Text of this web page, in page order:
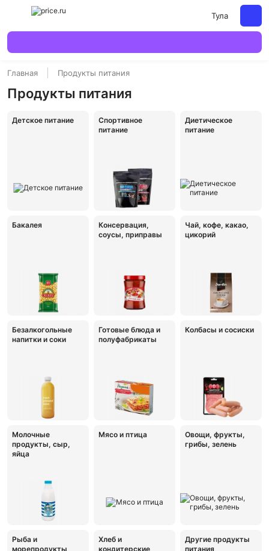
Тула
Главная Продукты питания
Продукты питания
Детское питание
Спортивное
питание
Диетическое
питание
Бакалея
Консервация,
соусы, приправы
Чай, кофе, какао,
цикорий
Безалкогольные
напитки и соки
Готовые блюда и
полуфабрикаты
Колбасы и сосиски
Молочные
продукты, сыр,
яйца
Мясо и птица
Овощи, фрукты,
грибы, зелень
Рыба и
морепродукты
Хлеб и
кондитерские
Другие продукты
питания